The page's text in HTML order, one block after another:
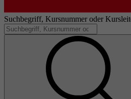
Suchbegriff, Kursnummer oder